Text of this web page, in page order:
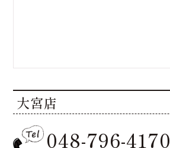
大宮店
048-796-4170